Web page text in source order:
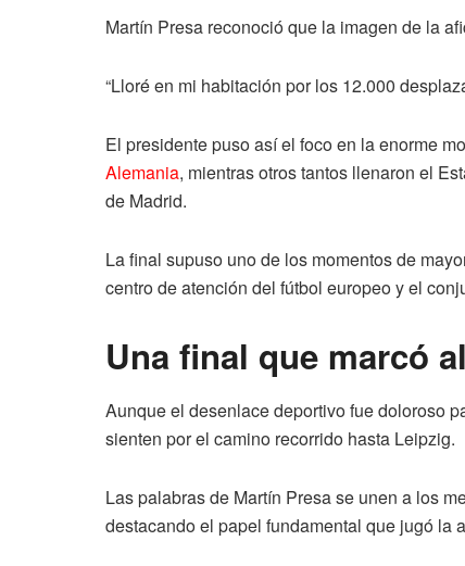
Martín Presa reconoció que la imagen de la
“Lloré en mi habitación por los 12.000
El presidente puso así el foco en la enorme
Alemania, mientras otros tantos llenaron el
de Madrid.
La final supuso uno de los momentos de
centro de atención del fútbol europeo y el
Una final que marcó
Aunque el desenlace deportivo fue doloroso
sienten por el camino recorrido hasta Leipzig.
Las palabras de Martín Presa se unen a los
destacando el papel fundamental que jugó la